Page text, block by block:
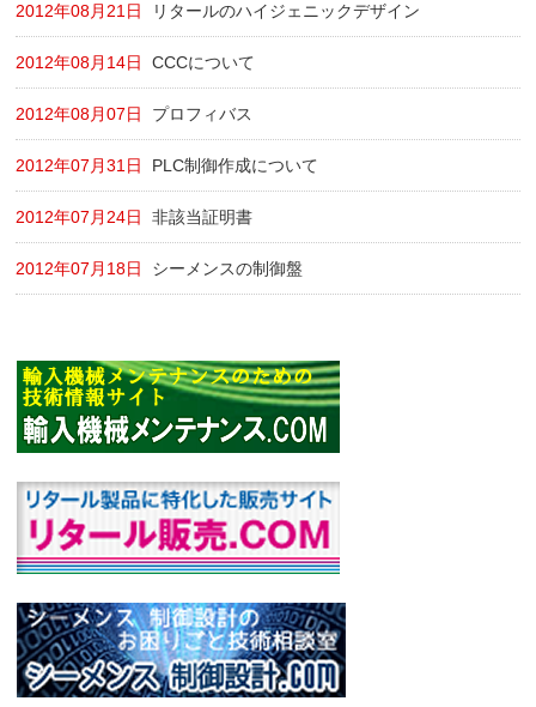
2012年08月21日 リタールのハイジェニックデザイン
2012年08月14日 CCCについて
2012年08月07日 プロフィバス
2012年07月31日 PLC制御作成について
2012年07月24日 非該当証明書
2012年07月18日 シーメンスの制御盤